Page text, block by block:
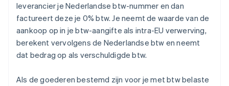
leverancier je Nederlandse btw-nummer en dan
factureert deze je 0% btw. Je neemt de waarde van de
aankoop op in je btw-aangifte als intra-EU verwerving,
berekent vervolgens de Nederlandse btw en neemt
dat bedrag op als verschuldigde btw.
Als de goederen bestemd zijn voor je met btw belaste